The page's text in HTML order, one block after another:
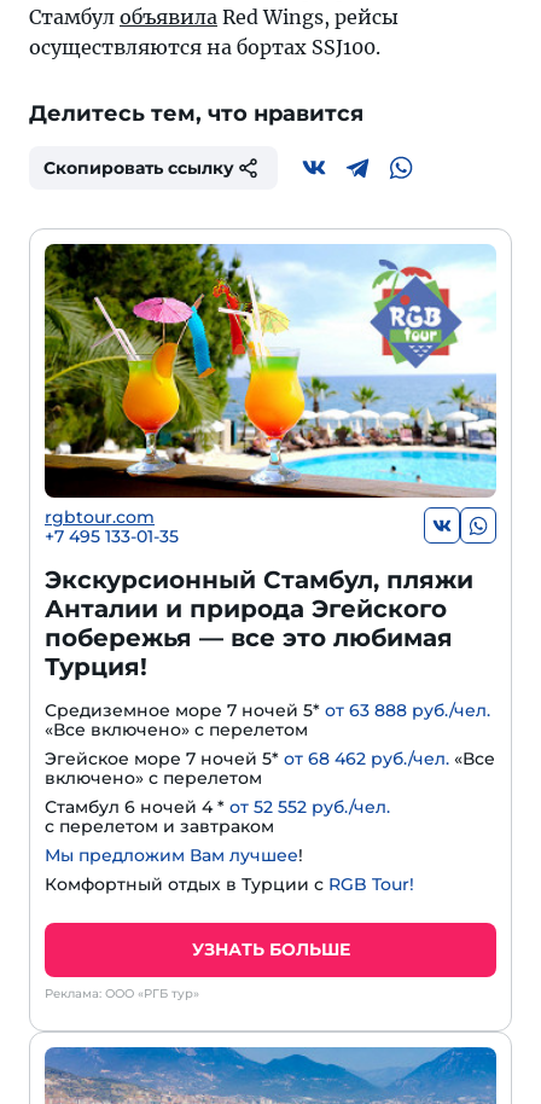
Стамбул объявила Red Wings, рейсы
осуществляются на бортах SSJ100.
Делитесь тем, что нравится
Скопировать ссылку
rgbtour.com
+7 495 133-01-35
Экскурсионный Стамбул, пляжи
Анталии и природа Эгейского
побережья — все это любимая
Турция!
Средиземное море 7 ночей 5* от 63 888 руб./чел.
«Все включено» с перелетом
Эгейское море 7 ночей 5* от 68 462 руб./чел. «Все
включено» с перелетом
Стамбул 6 ночей 4 * от 52 552 руб./чел.
с перелетом и завтраком
Мы предложим Вам лучшее!
Комфортный отдых в Турции с RGB Tour!
УЗНАТЬ БОЛЬШЕ
Реклама: ООО «РГБ тур»